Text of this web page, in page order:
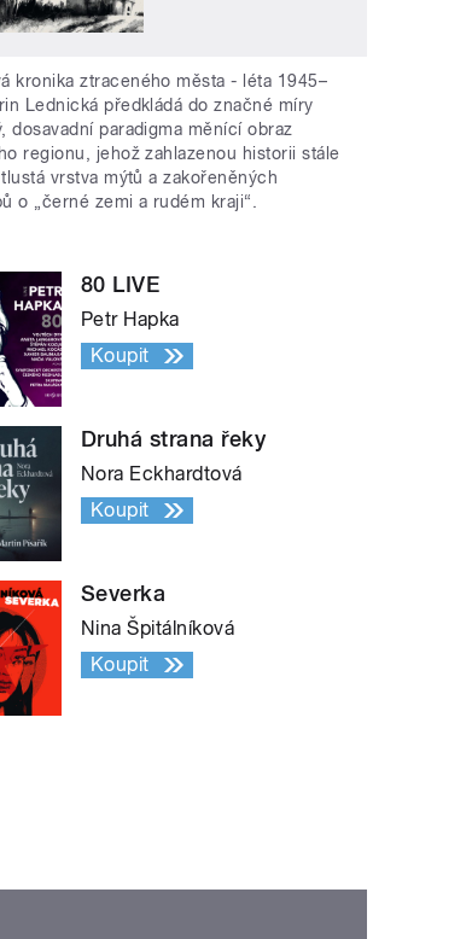
kronika ztraceného města - léta 1945–
Lednická předkládá do značné míry
dosavadní paradigma měnící obraz
regionu, jehož zahlazenou historii stále
vrstva mýtů a zakořeněných
o „černé zemi a rudém kraji“.
80 LIVE
Petr Hapka
Koupit
Druhá strana řeky
Nora Eckhardtová
Koupit
Severka
Nina Špitálníková
Koupit